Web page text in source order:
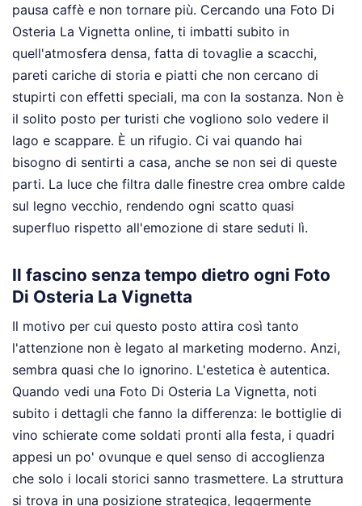
pausa caffè e non tornare più. Cercando una Foto Di
Osteria La Vignetta online, ti imbatti subito in
quell'atmosfera densa, fatta di tovaglie a scacchi,
pareti cariche di storia e piatti che non cercano di
stupirti con effetti speciali, ma con la sostanza. Non è
il solito posto per turisti che vogliono solo vedere il
lago e scappare. È un rifugio. Ci vai quando hai
bisogno di sentirti a casa, anche se non sei di queste
parti. La luce che filtra dalle finestre crea ombre calde
sul legno vecchio, rendendo ogni scatto quasi
superfluo rispetto all'emozione di stare seduti lì.
Il fascino senza tempo dietro ogni Foto
Di Osteria La Vignetta
Il motivo per cui questo posto attira così tanto
l'attenzione non è legato al marketing moderno. Anzi,
sembra quasi che lo ignorino. L'estetica è autentica.
Quando vedi una Foto Di Osteria La Vignetta, noti
subito i dettagli che fanno la differenza: le bottiglie di
vino schierate come soldati pronti alla festa, i quadri
appesi un po' ovunque e quel senso di accoglienza
che solo i locali storici sanno trasmettere. La struttura
si trova in una posizione strategica, leggermente